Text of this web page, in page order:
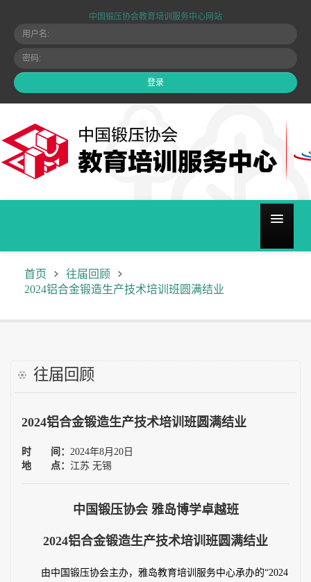
中国锻压协会教育培训服务中心网站
关于我们
需求调研
雅岛学习网
往届培训
证书查询
联系我们
首页
往届回顾
2024铝合金锻造生产技术培训班圆满结业
往届回顾
2024铝合金锻造生产技术培训班圆满结业
时 间： 2024年8月20日
地 点： 江苏 无锡
中国锻压协会 雅岛博学卓越班
2024铝合金锻造生产技术培训班圆满结业
由中国锻压协会主办，雅岛教育培训服务中心承办的“2024